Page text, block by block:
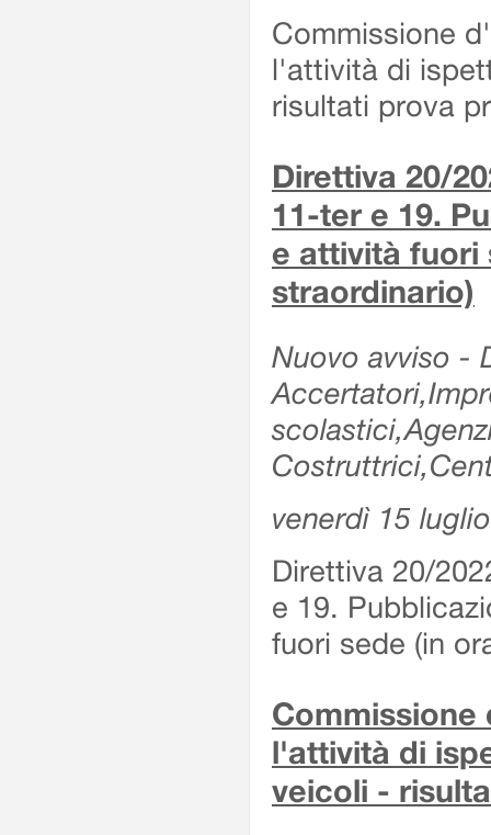
Commissione
l'attività di
risultati prova
Direttiva 20/
11-ter e 19.
e attività fuori
straordinario)
Nuovo avviso -
venerdì 15
Direttiva 20/
e 19.
fuori sede (in
l'attività di
veicoli -